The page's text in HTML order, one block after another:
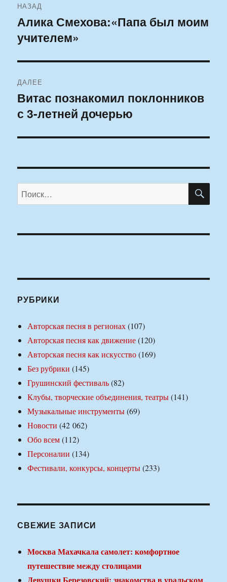
по
записям
НАЗАД
Предыдущая
запись:
Алика Смехова:«Папа был моим
учителем»
ДАЛЕЕ
Следующая
запись:
Витас познакомил поклонников
с 3-летней дочерью
Искать:
РУБРИКИ
Авторская песня в регионах(107)
Авторская песня как движение(120)
Авторская песня как искусство(169)
Без рубрики (145)
Грушинский фестиваль(82)
Клубы, творческие объединения, театры(141)
Музыкальные инструменты(69)
Новости (42 062)
Обо всем(112)
Персоналии (134)
Фестивали, конкурсы, концерты(233)
СВЕЖИЕ ЗАПИСИ
Москва Махачкала самолет: комфортное
путешествие между столицами
Девушки Березовский: знакомства в уральском